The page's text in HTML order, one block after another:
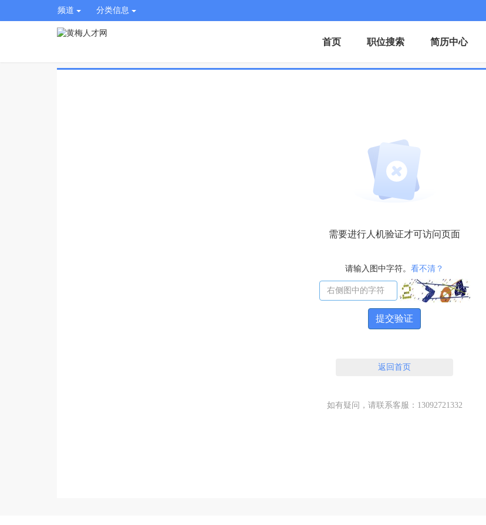
频道 分类信息
首页 职位搜索 简历中心
需要进行人机验证才可访问页面
请输入图中字符。 看不清？
提交验证
返回首页
如有疑问，请联系客服：13092721332